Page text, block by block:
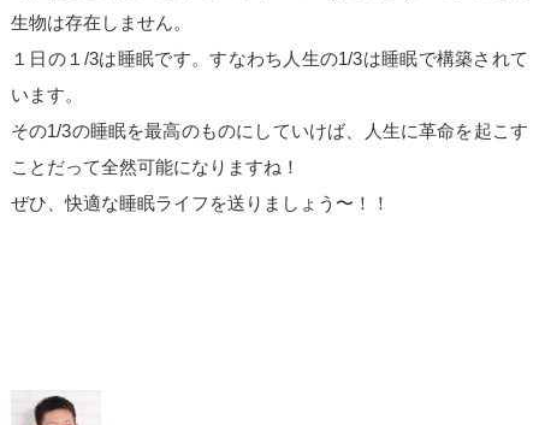
生物は存在しません。
１日の１/3は睡眠です。すなわち人生の1/3は睡眠で構築されて
います。
その1/3の睡眠を最高のものにしていけば、人生に革命を起こす
ことだって全然可能になりますね！
ぜひ、快適な睡眠ライフを送りましょう〜！！